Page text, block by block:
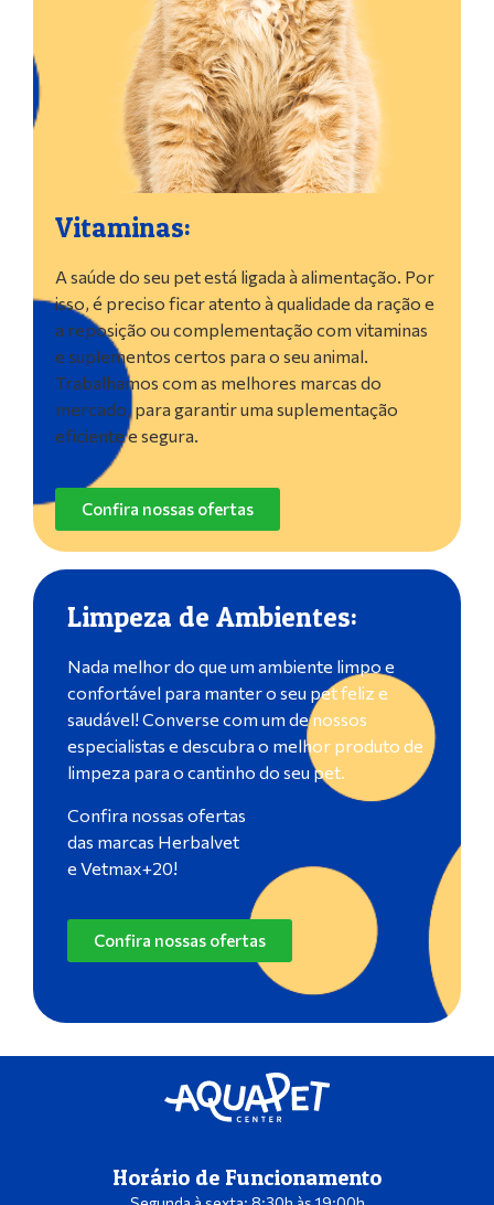
Vitaminas:
A saúde do seu pet está ligada à alimentação. Por
isso, é preciso ficar atento à qualidade da ração e
a reposição ou complementação com vitaminas
e suplementos certos para o seu animal.
Trabalhamos com as melhores marcas do
mercado, para garantir uma suplementação
eficiente e segura.
Confira nossas ofertas
Limpeza de Ambientes:
Nada melhor do que um ambiente limpo e
confortável para manter o seu pet feliz e
saudável! Converse com um de nossos
especialistas e descubra o melhor produto de
limpeza para o cantinho do seu pet.
Confira nossas ofertas
das marcas Herbalvet
e Vetmax+20!
Confira nossas ofertas
Horário de Funcionamento